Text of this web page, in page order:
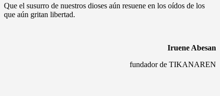
Que el susurro de nuestros dioses aún resuene en los oídos de los
que aún gritan libertad.
Iruene Abesan
fundador de TIKANAREN